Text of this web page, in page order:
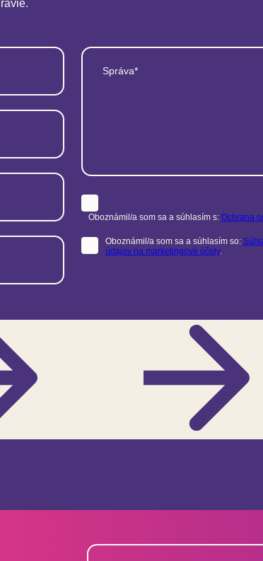
Správa*
Oboznámil/a som sa a súhlasím s: Ochrana
Oboznámil/a som sa a súhlasím so:
údajov na marketingové účely.